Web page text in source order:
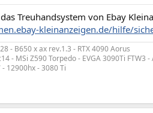
Treuhandsystem von Ebay
kleinanzeigen.de/hilfe/
- B650 x ax rev.1.3 - RTX 4090 Aorus
- MSi Z590 Torpedo - EVGA 3090Ti FTW3
12900hx - 3080 Ti